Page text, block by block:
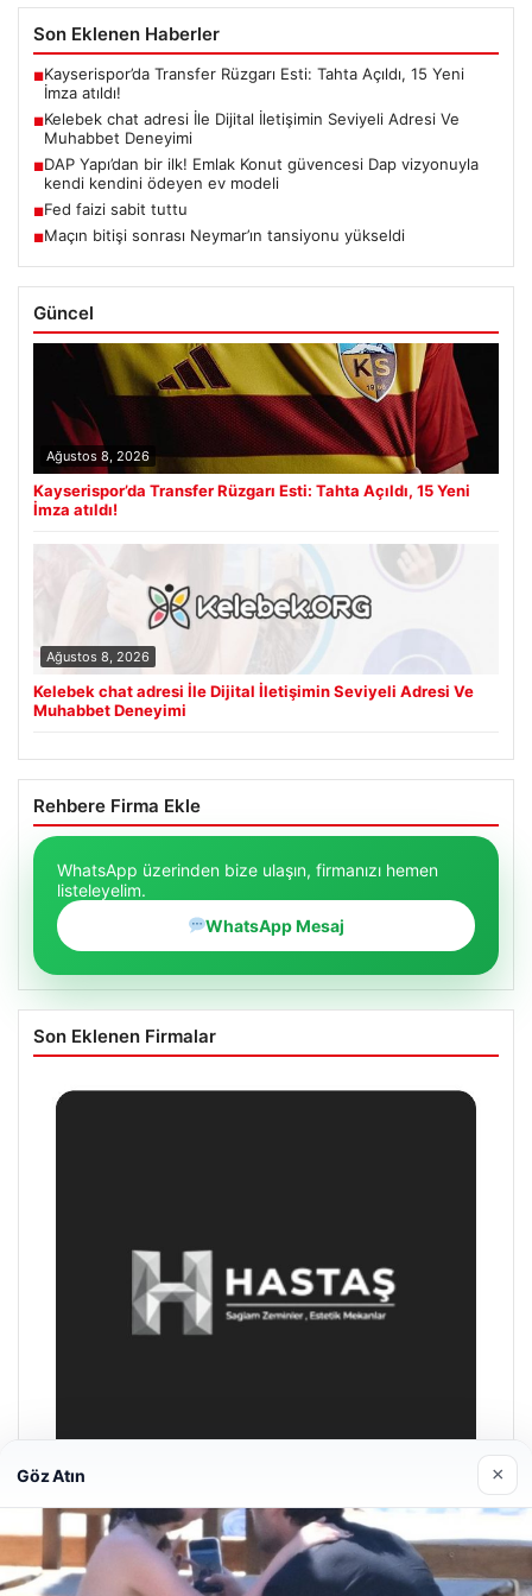
Son Eklenen Haberler
■Kayserispor’da Transfer Rüzgarı Esti: Tahta Açıldı, 15 Yeni
İmza atıldı!
■Kelebek chat adresi İle Dijital İletişimin Seviyeli Adresi Ve
Muhabbet Deneyimi
■DAP Yapı’dan bir ilk! Emlak Konut güvencesi Dap vizyonuyla
kendi kendini ödeyen ev modeli
■Fed faizi sabit tuttu
■Maçın bitişi sonrası Neymar’ın tansiyonu yükseldi
Güncel
Ağustos 8, 2026
Kayserispor’da Transfer Rüzgarı Esti: Tahta Açıldı, 15 Yeni
İmza atıldı!
Ağustos 8, 2026
Kelebek chat adresi İle Dijital İletişimin Seviyeli Adresi Ve
Muhabbet Deneyimi
Rehbere Firma Ekle
WhatsApp üzerinden bize ulaşın, firmanızı hemen
listeleyelim.
WhatsApp Mesaj
Son Eklenen Firmalar
Enes Kaplan Avukatlık Bürosu
Nisan 28, 2026
Göz Atın ×